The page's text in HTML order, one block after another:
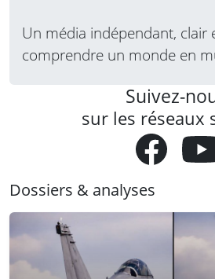
Un média indépendant, clair
comprendre un monde en
Suivez-
sur les réseaux
Dossiers & analyses